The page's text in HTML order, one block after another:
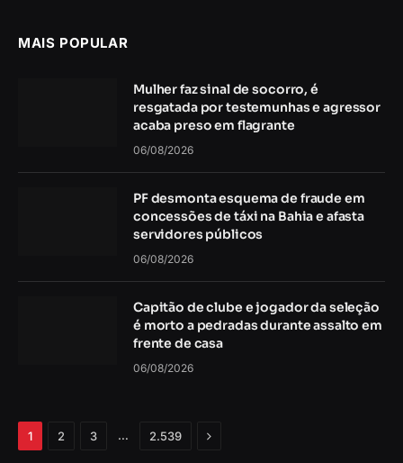
MAIS POPULAR
Mulher faz sinal de socorro, é
resgatada por testemunhas e agressor
acaba preso em flagrante
06/08/2026
PF desmonta esquema de fraude em
concessões de táxi na Bahia e afasta
servidores públicos
06/08/2026
Capitão de clube e jogador da seleção
é morto a pedradas durante assalto em
frente de casa
06/08/2026
1 2 3 … 2.539 Próximo